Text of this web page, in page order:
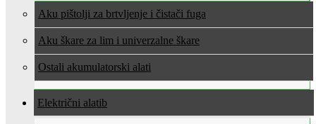
Aku pištolji za brtvljenje i čistači fuga
Aku škare za lim i univerzalne škare
Ostali akumulatorski alati
Električni alati